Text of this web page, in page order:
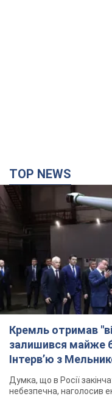
TOP NEWS
Кремль отримав
залишився майже
Інтерв’ю з
Думка, що в Росії
небезпечна, наголосив